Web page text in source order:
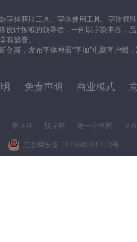
字体获取工具、字体使用工具、字体管
设计领域的领导者，一向以字款丰富，
有盛誉。
创新，发布字体神器“字加”电脑客户端
免责声明 商业模式
求字体 找字网 第一字体网 字
京公网安备 11010802030123号